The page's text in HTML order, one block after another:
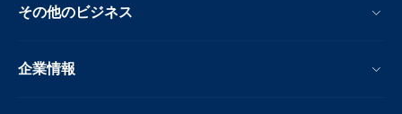
その他のビジネス
企業情報